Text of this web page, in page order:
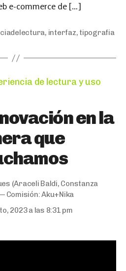
e-commerce de […]
, interfaz, tipografia
Categories
de lectura y uso
en la
que
(Araceli Baldi, Constanza
Comisión:Aku+Nika
2023 a las 8:31 pm